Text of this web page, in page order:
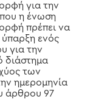
για την
η ένωση
πρέπει να
ύπαρξη ενός
για την
διάστημα
των
ημερομηνία
άρθρου 97